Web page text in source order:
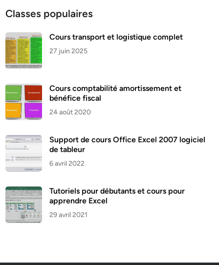
Classes populaires
Cours transport et logistique complet
27 juin 2025
Cours comptabilité amortissement et
bénéfice fiscal
24 août 2020
Support de cours Office Excel 2007 logiciel
de tableur
6 avril 2022
Tutoriels pour débutants et cours pour
apprendre Excel
29 avril 2021